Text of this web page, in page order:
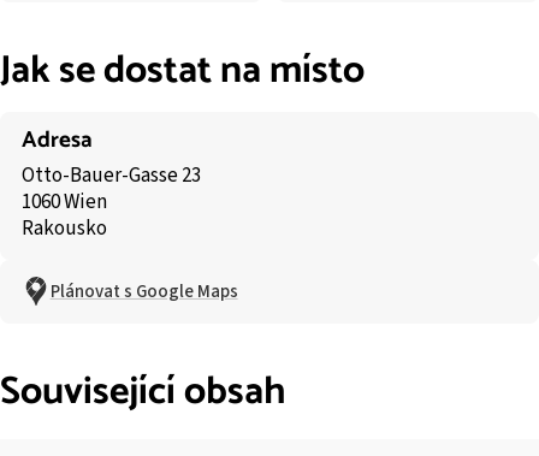
Jak se dostat na místo
Adresa
Otto-Bauer-Gasse 23
1060 Wien
Rakousko
Plánovat s Google Maps
Související obsah